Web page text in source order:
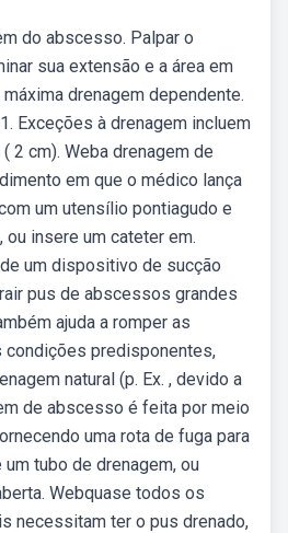
do abscesso. Palpar o
sua extensão e a área em
drenagem dependente.
Exceções à drenagem incluem
2 cm). Weba drenagem de
em que o médico lança
um utensílio pontiagudo e
insere um cateter em.
um dispositivo de sucção
pus de abscessos grandes
ajuda a romper as
condições predisponentes,
natural (p. Ex. , devido a
de abscesso é feita por meio
uma rota de fuga para
tubo de drenagem, ou
Webquase todos os
necessitam ter o pus drenado,